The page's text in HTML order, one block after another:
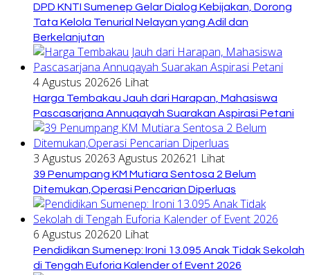
DPD KNTI Sumenep Gelar Dialog Kebijakan, Dorong
Tata Kelola Tenurial Nelayan yang Adil dan
Berkelanjutan
4 Agustus 202626 Lihat
Harga Tembakau Jauh dari Harapan, Mahasiswa
Pascasarjana Annuqayah Suarakan Aspirasi Petani
3 Agustus 20263 Agustus 202621 Lihat
39 Penumpang KM Mutiara Sentosa 2 Belum
Ditemukan,Operasi Pencarian Diperluas
6 Agustus 202620 Lihat
Pendidikan Sumenep: Ironi 13.095 Anak Tidak Sekolah
di Tengah Euforia Kalender of Event 2026